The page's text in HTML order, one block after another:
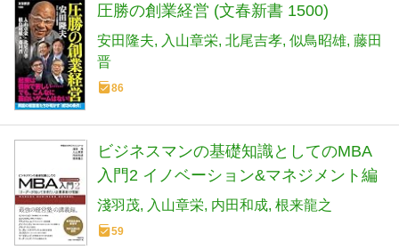
圧勝の創業経営 (文春新書 1500)
安田隆夫 入山章栄 北尾吉孝 似鳥昭雄 藤田
晋
86
ビジネスマンの基礎知識としてのMBA
入門2 イノベーション&マネジメント編
淺羽茂 入山章栄 内田和成 根来龍之
59